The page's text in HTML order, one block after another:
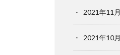
2021年11月
2021年10月